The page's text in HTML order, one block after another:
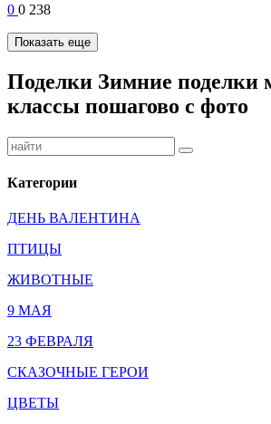
0 0 238
Показать еще
Поделки Зимние поделки
классы пошагово с фото
Категории
ДЕНЬ ВАЛЕНТИНА
ПТИЦЫ
ЖИВОТНЫЕ
9 МАЯ
23 ФЕВРАЛЯ
СКАЗОЧНЫЕ ГЕРОИ
ЦВЕТЫ